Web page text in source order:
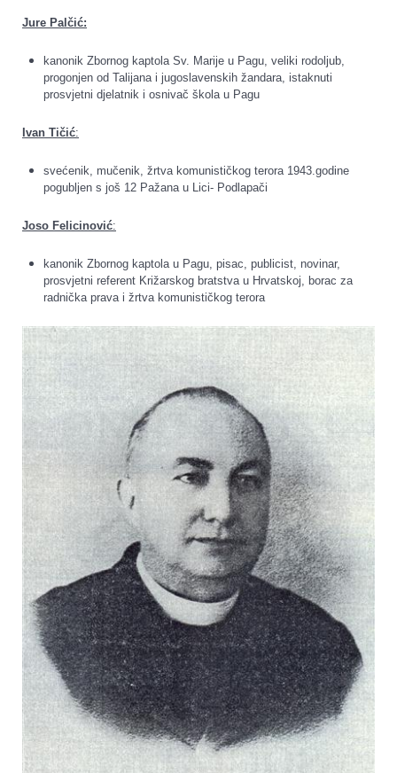
Jure Palčić:
kanonik Zbornog kaptola Sv. Marije u Pagu, veliki rodoljub,
progonjen od Talijana i jugoslavenskih žandara, istaknuti
prosvjetni djelatnik i osnivač škola u Pagu
Ivan Tičić:
svećenik, mučenik, žrtva komunističkog terora 1943.godine
pogubljen s još 12 Pažana u Lici- Podlapači
Joso Felicinović:
kanonik Zbornog kaptola u Pagu, pisac, publicist, novinar,
prosvjetni referent Križarskog bratstva u Hrvatskoj, borac za
radnička prava i žrtva komunističkog terora